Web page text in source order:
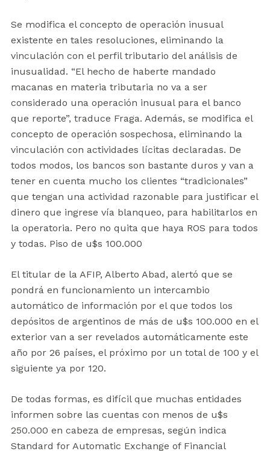
Se modifica el concepto de operación inusual
existente en tales resoluciones, eliminando la
vinculación con el perfil tributario del análisis de
inusualidad. “El hecho de haberte mandado
macanas en materia tributaria no va a ser
considerado una operación inusual para el banco
que reporte”, traduce Fraga. Además, se modifica el
concepto de operación sospechosa, eliminando la
vinculación con actividades lícitas declaradas. De
todos modos, los bancos son bastante duros y van a
tener en cuenta mucho los clientes “tradicionales”
que tengan una actividad razonable para justificar el
dinero que ingrese vía blanqueo, para habilitarlos en
la operatoria. Pero no quita que haya ROS para todos
y todas. Piso de u$s 100.000
El titular de la AFIP, Alberto Abad, alertó que se
pondrá en funcionamiento un intercambio
automático de información por el que todos los
depósitos de argentinos de más de u$s 100.000 en el
exterior van a ser revelados automáticamente este
año por 26 países, el próximo por un total de 100 y el
siguiente ya por 120.
De todas formas, es difícil que muchas entidades
informen sobre las cuentas con menos de u$s
250.000 en cabeza de empresas, según indica
Standard for Automatic Exchange of Financial